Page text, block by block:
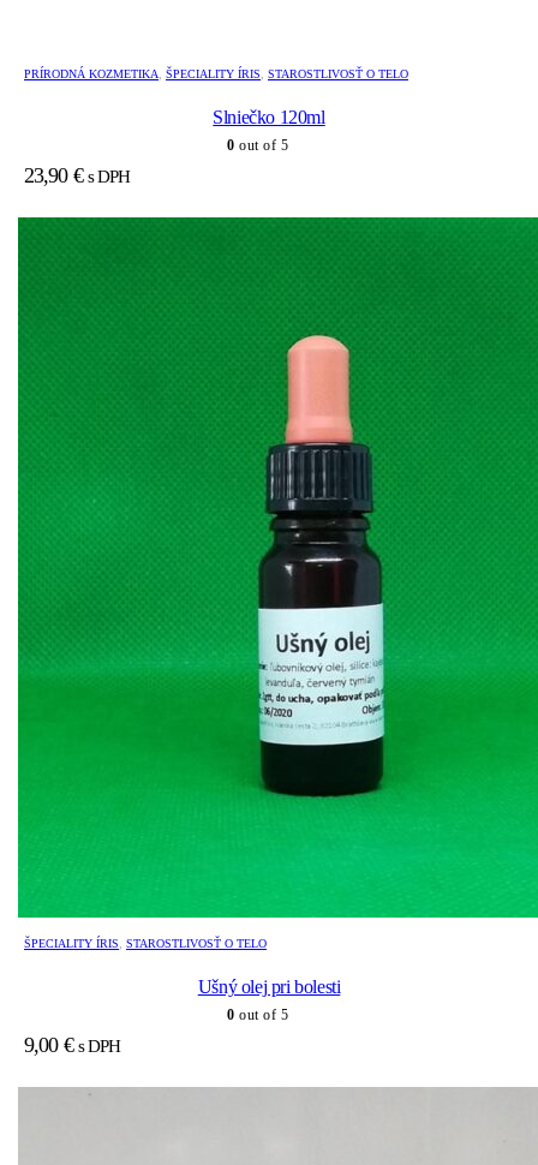
PRÍRODNÁ KOZMETIKA, ŠPECIALITY ÍRIS, STAROSTLIVOSŤ O TELO
Slniečko 120ml
0 out of 5
23,90 € s DPH
ŠPECIALITY ÍRIS, STAROSTLIVOSŤ O TELO
Ušný olej pri bolesti
0 out of 5
9,00 € s DPH